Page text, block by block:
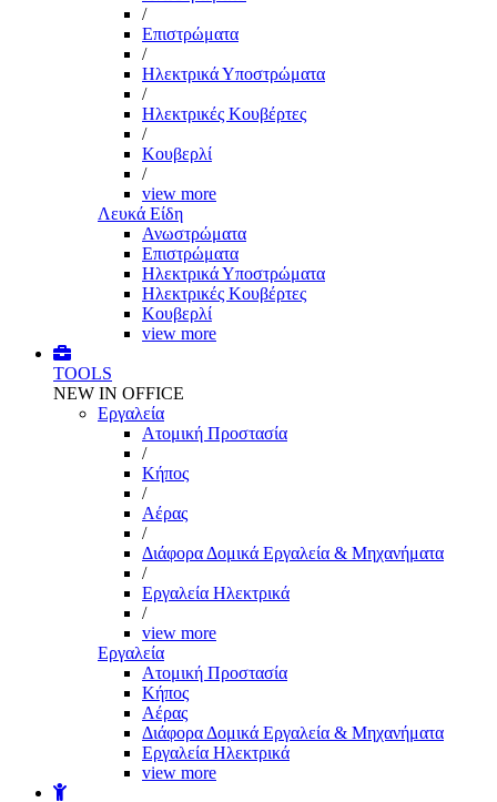
/
Επιστρώματα
/
Ηλεκτρικά Υποστρώματα
/
Ηλεκτρικές Κουβέρτες
/
Κουβερλί
/
view more
Λευκά Είδη
Ανωστρώματα
Επιστρώματα
Ηλεκτρικά Υποστρώματα
Ηλεκτρικές Κουβέρτες
Κουβερλί
view more
TOOLS
NEW IN OFFICE
Εργαλεία
Aτομική Προστασία
/
Kήπος
/
Αέρας
/
Διάφορα Δομικά Εργαλεία & Μηχανήματα
/
Εργαλεία Ηλεκτρικά
/
view more
Εργαλεία
Aτομική Προστασία
Kήπος
Αέρας
Διάφορα Δομικά Εργαλεία & Μηχανήματα
Εργαλεία Ηλεκτρικά
view more